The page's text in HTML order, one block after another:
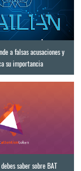
a falsas acusaciones y
su importancia
saber sobre BAT